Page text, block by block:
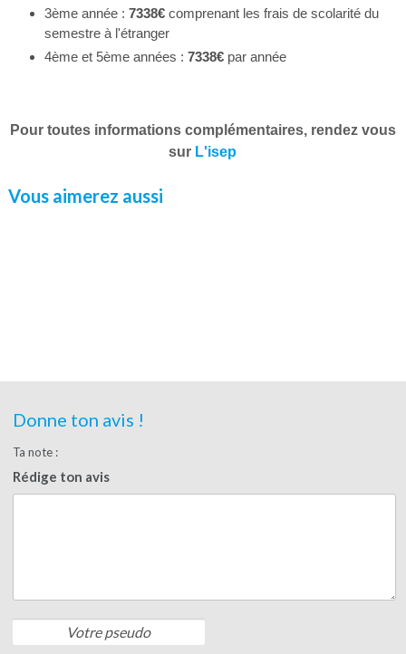
3ème année : 7338€comprenant les frais de scolarité du
semestre à l'étranger
4ème et 5ème années : 7338€par année
Pour toutes informations complémentaires, rendez vous
sur L'isep
Vous aimerez aussi
Donne ton avis !
Ta note :
Rédige ton avis